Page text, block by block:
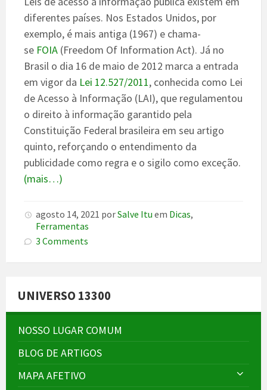
diferentes países. Nos Estados Unidos, por
exemplo, é mais antiga (1967) e chama-
se FOIA (Freedom Of Information Act). Já no
Brasil o dia 16 de maio de 2012 marca a entrada
em vigor da Lei 12.527/2011, conhecida como Lei
de Acesso à Informação (LAI), que regulamentou
o direito à informação garantido pela
Constituição Federal brasileira em seu artigo
quinto, reforçando o entendimento da
publicidade como regra e o sigilo como exceção.
(mais…)
agosto 14, 2021 porSalve Itu em Dicas,
Ferramentas
3 Comments
UNIVERSO 13300
NOSSO LUGAR COMUM
BLOG DE ARTIGOS
MAPA AFETIVO